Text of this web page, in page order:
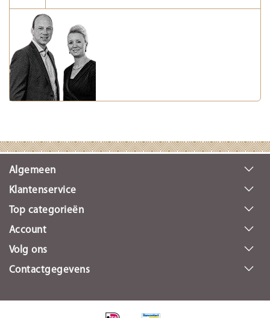
Algemeen
Klantenservice
Top categorieën
Account
Volg ons
Contactgegevens